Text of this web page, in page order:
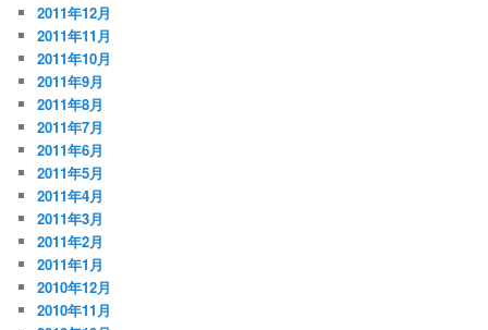
2011年12月
2011年11月
2011年10月
2011年9月
2011年8月
2011年7月
2011年6月
2011年5月
2011年4月
2011年3月
2011年2月
2011年1月
2010年12月
2010年11月